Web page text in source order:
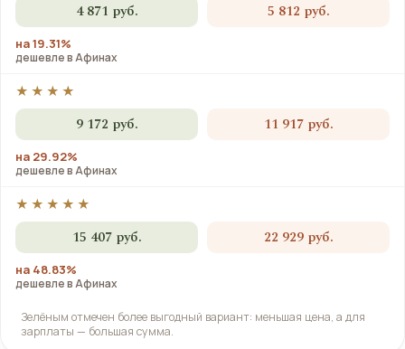
4 871 руб. 5 812 руб.
на 19.31%
дешевле в Афинах
★★★★
9 172 руб. 11 917 руб.
на 29.92%
дешевле в Афинах
★★★★★
15 407 руб. 22 929 руб.
на 48.83%
дешевле в Афинах
Зелёным отмечен более выгодный вариант: меньшая цена, а для
зарплаты — большая сумма.